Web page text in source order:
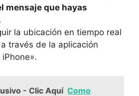
mensaje que hayas
la ubicación ⁣en tiempo real
través de la aplicación
- Clic Aquí Como